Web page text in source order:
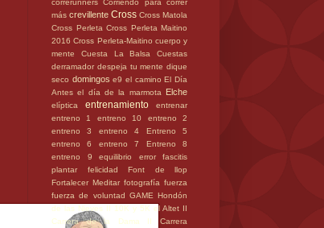
correrunners Corriendo para correr
más crevillente Cross Cross Matola
Cross Perleta Cross Perleta Maitino
2016 Cross Perleta-Maitino cuerpo y
mente
Cuesta La Balsa
Cuestas
derramador despeja tu mente dique
seco domingos e9 el camino El Día
Antes el día de la marmota Elche
elíptica entrenamiento
entrenar
entreno 1
entreno 10
entreno 2
entreno 3
entreno 4
Entreno 5
entreno 6
entreno 7
Entreno 8
entreno 9
equilibrio error
fascitis
plantar
felicidad
Font de llop
Fortalecer Meditar fotografía fuerza
fuerza de voluntad GAME Hondón
de las Nieves II 10K y 5K el Altet II
Carrera de la Dama
II Carrera